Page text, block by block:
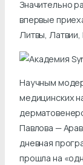
Значительно
впервые
Литвы, Латвии,
Научным
медицинских
Павлова —
дневная
прошла на